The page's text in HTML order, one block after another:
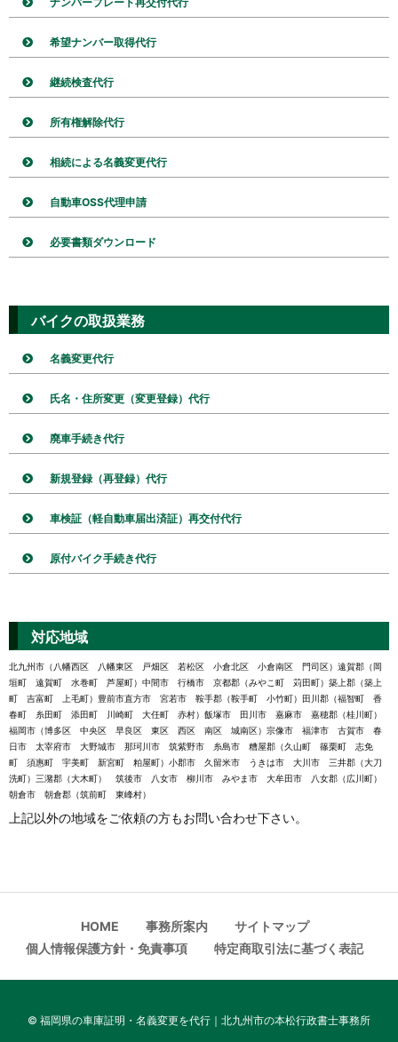
希望ナンバー取得代行
継続検査代行
所有権解除代行
相続による名義変更代行
自動車OSS代理申請
必要書類ダウンロード
バイクの取扱業務
名義変更代行
氏名・住所変更（変更登録）代行
廃車手続き代行
新規登録（再登録）代行
車検証（軽自動車届出済証）再交付代行
原付バイク手続き代行
対応地域
北九州市（八幡西区 八幡東区 戸畑区 若松区 小倉北区 小倉南区 門司区）遠賀郡（岡
垣町 遠賀町 水巻町 芦屋町）中間市 行橋市 京都郡（みやこ町 苅田町）築上郡（築上
町 吉富町 上毛町）豊前市直方市 宮若市 鞍手郡（鞍手町 小竹町）田川郡（福智町 香
春町 糸田町 添田町 川崎町 大任町 赤村）飯塚市 田川市 嘉麻市 嘉穂郡（桂川町）
福岡市（博多区 中央区 早良区 東区 西区 南区 城南区）宗像市 福津市 古賀市 春
日市 太宰府市 大野城市 那珂川市 筑紫野市 糸島市 糟屋郡（久山町 篠栗町 志免
町 須惠町 宇美町 新宮町 粕屋町）小郡市 久留米市 うきは市 大川市 三井郡（大刀
洗町）三潴郡（大木町） 筑後市 八女市 柳川市 みやま市 大牟田市 八女郡（広川町）
朝倉市 朝倉郡（筑前町 東峰村）
上記以外の地域をご依頼の方もお問い合わせ下さい。
HOME 事務所案内
サイトマップ
個人情報保護方針・免責事項
特定商取引法に基づく表記
© 福岡県の車庫証明・名義変更を代行｜北九州市の本松行政書士事務所